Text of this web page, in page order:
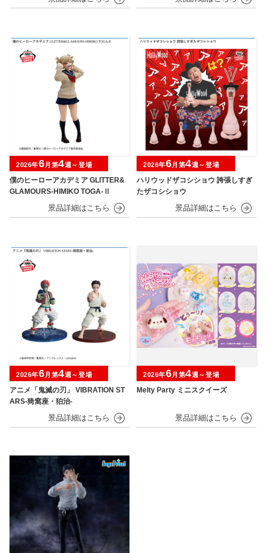
僕のヒーローアカデミア GLITTER&
GLAMOURS-HIMIKO TOGA-Ⅱ
2026年6月第4週～登場
ハリウッドザコシショウ 誇張しすぎ
たザコシショウ
2026年6月第4週～登場
アニメ「鬼滅の刃」 VIBRATION ST
ARS-猗窩座・狛治-
2026年6月第4週～登場
Melty Party ミニスクイーズ
2026年6月第4週～登場